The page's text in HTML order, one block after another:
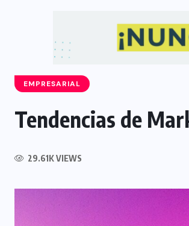
EMPRESARIAL
Tendencias de
29.61K VIEWS
con el